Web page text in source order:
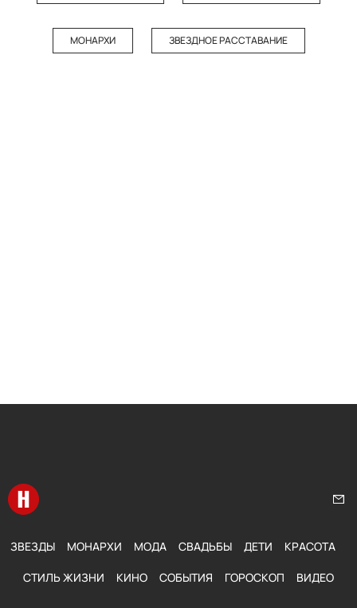
МОНАРХИ ЗВЕЗДНОЕ РАССТАВАНИЕ
Перейти на главную
ЗВЕЗДЫ МОНАРХИ МОДА СВАДЬБЫ ДЕТИ КРАСОТА
СТИЛЬ ЖИЗНИ КИНО СОБЫТИЯ ГОРОСКОП ВИДЕО